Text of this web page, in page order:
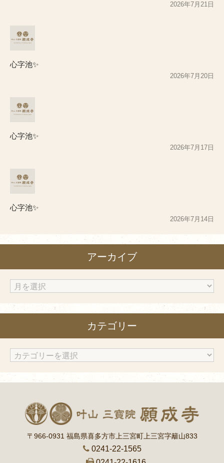
2026年7月21日
心字池✨
2026年7月20日
心字池✨
2026年7月17日
心字池✨
2026年7月14日
アーカイブ
ア
カ
ブ
カテゴリー
カ
ゴ
〒966-0931 福島県喜多方市上三宮町上三宮字籬山833
0241-22-1565